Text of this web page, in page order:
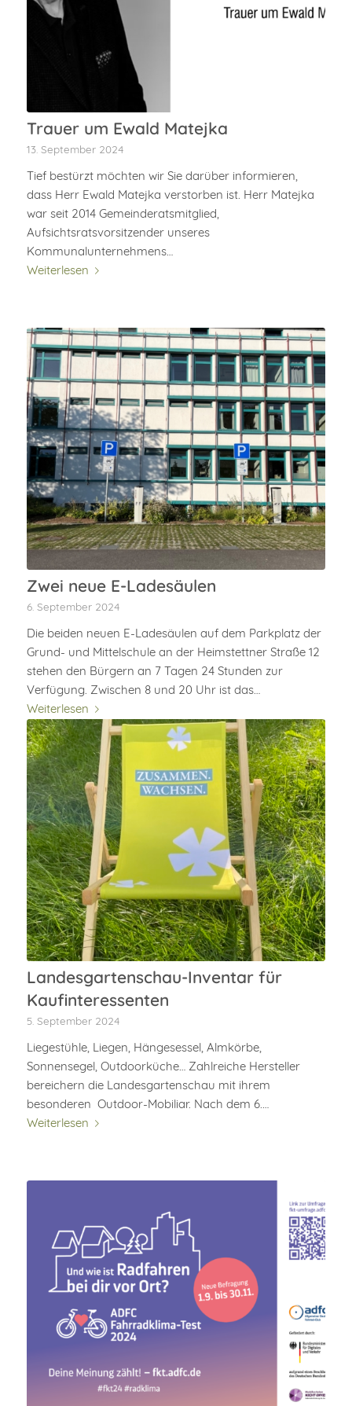
Trauer um Ewald Matejka
13. September 2024
Tief bestürzt möchten wir Sie darüber informieren,
dass Herr Ewald Matejka verstorben ist. Herr Matejka
war seit 2014 Gemeinderatsmitglied,
Aufsichtsratsvorsitzender unseres
Kommunalunternehmens…
Weiterlesen
Zwei neue E-Ladesäulen
6. September 2024
Die beiden neuen E-Ladesäulen auf dem Parkplatz der
Grund- und Mittelschule an der Heimstettner Straße 12
stehen den Bürgern an 7 Tagen 24 Stunden zur
Verfügung. Zwischen 8 und 20 Uhr ist das…
Weiterlesen
Landesgartenschau-Inventar für
Kaufinteressenten
5. September 2024
Liegestühle, Liegen, Hängesessel, Almkörbe,
Sonnensegel, Outdoorküche… Zahlreiche Hersteller
bereichern die Landesgartenschau mit ihrem
besonderen Outdoor-Mobiliar. Nach dem 6.…
Weiterlesen